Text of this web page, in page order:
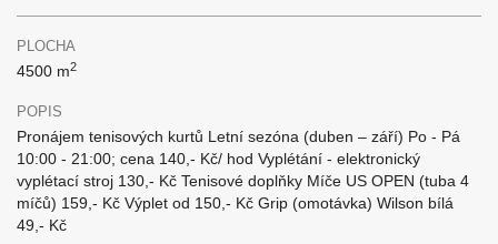
PLOCHA
4500 m2
POPIS
Pronájem tenisových kurtů Letní sezóna (duben – září) Po - Pá
10:00 - 21:00; cena 140,- Kč/ hod Vyplétání - elektronický
vyplétací stroj 130,- Kč Tenisové doplňky Míče US OPEN (tuba 4
míčů) 159,- Kč Výplet od 150,- Kč Grip (omotávka) Wilson bílá
49,- Kč